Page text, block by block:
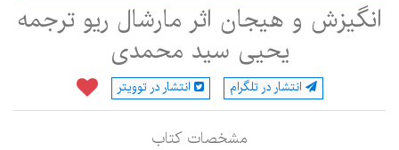
و هیجان اثر مارشال ریو ترجمه
یحیی سید محمدی
انتشار در تلگرام انتشار در توویتر
مشخصات كتاب